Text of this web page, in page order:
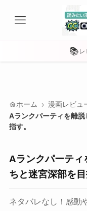
📚
home ホーム 漫画レビュ
Aランクパーティを離
指す。
Aランクパーティ
ちと迷宮深部を目
ネタバレなし！感動